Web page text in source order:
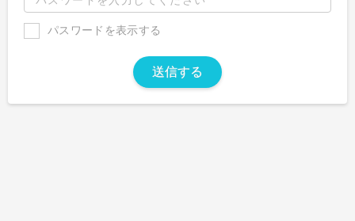
パスワードを表示する
送信する